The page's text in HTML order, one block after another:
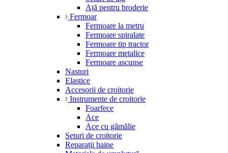
Ață pentru broderie
Fermoar
Fermoare la metru
Fermoare spiralate
Fermoare tip tractor
Fermoare metalice
Fermoare ascunse
Nasturi
Elastice
Accesorii de croitorie
Instrumente de croitorie
Foarfece
Ace
Ace cu gămălie
Seturi de croitorie
Reparații haine